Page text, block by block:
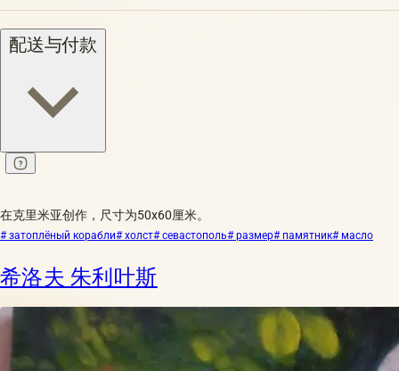
配送与付款
在克里米亚创作，尺寸为50x60厘米。
# затоплёный корабли# холст# севастополь# размер# памятник# масло
希洛夫 朱利叶斯